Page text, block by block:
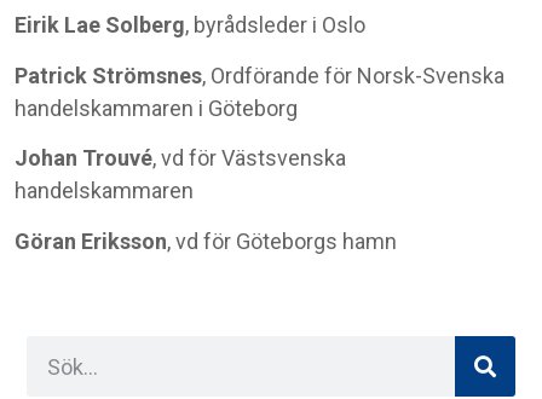
Eirik Lae Solberg, byrådsleder i Oslo
Patrick Strömsnes, Ordförande för Norsk-Svenska
handelskammaren i Göteborg
Johan Trouvé, vd för Västsvenska
handelskammaren
Göran Eriksson, vd för Göteborgs hamn